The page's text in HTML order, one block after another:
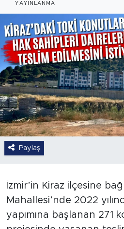
YAYINLANMA
Paylaş
İzmir’in Kiraz ilçesine
Mahallesi’nde 2022
yapımına başlanan 271